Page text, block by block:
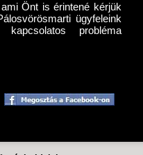
Önt is érintené kérjük
ügyfeleink
kapcsolatos probléma